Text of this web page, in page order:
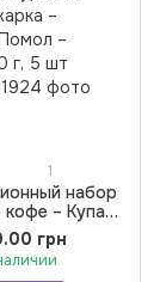
1
набор
кофе – Купаж
Турки от
Обжарка –
– Гейзер,
грн